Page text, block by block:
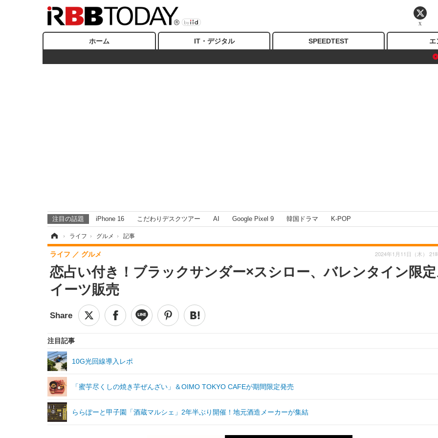
ホーム IT・デジタル SPEEDTEST エ
注目の話題 iPhone 16 こだわりデスクツアー AI Google Pixel 9 韓国ドラマ K-POP
› ライフ › グルメ › 記事
恋占い付き！ブラックサンダー×スシロー、バレンタイン限定
イーツ販売
ライフ グルメ 2024年1月11日（木） 21
注目記事
10G光回線導入レポ
「蜜芋尽くしの焼き芋ぜんざい」＆OIMO TOKYO CAFEが期間限定発売
ららぽーと甲子園「酒蔵マルシェ」2年半ぶり開催！地元酒造メーカーが集結
X